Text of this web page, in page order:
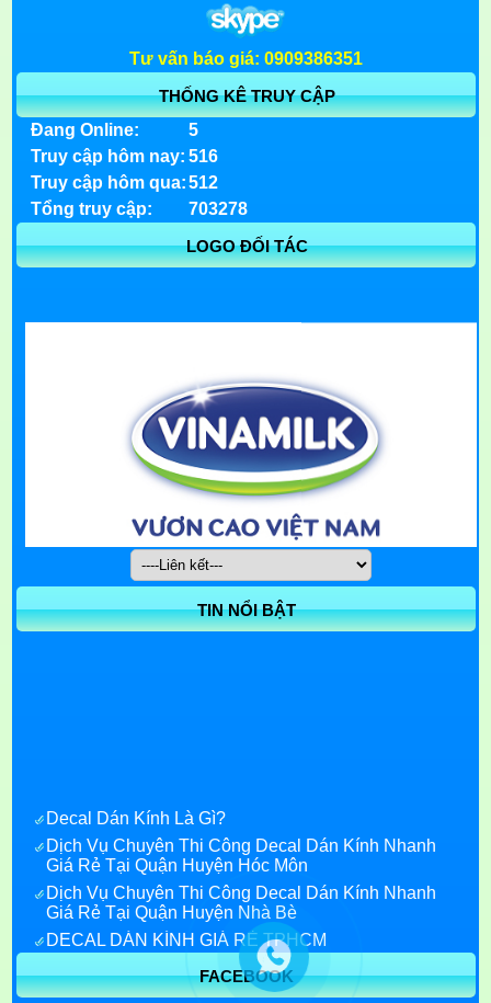
Tư vấn báo giá: 0909386351
THỐNG KÊ TRUY CẬP
Đang Online:
5
Truy cập hôm nay: 516
Truy cập hôm qua: 512
Tổng truy cập:
703278
LOGO ĐỐI TÁC
TIN NỔI BẬT
Decal Dán Kính Là Gì?
Dịch Vụ Chuyên Thi Công Decal Dán Kính Nhanh
Giá Rẻ Tại Quận Huyện Hóc Môn
Dịch Vụ Chuyên Thi Công Decal Dán Kính Nhanh
Giá Rẻ Tại Quận Huyện Nhà Bè
DECAL DÁN KÍNH GIÁ RẺ TPHCM
Decal Dán Kính Giá Rẻ quận 7
Decal dán kính quận 1FACEBOOK